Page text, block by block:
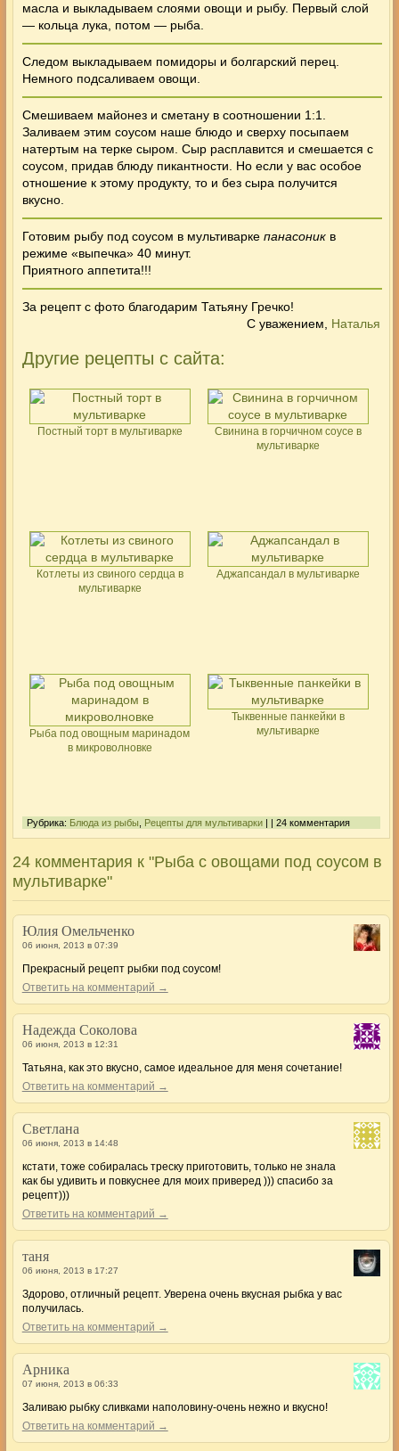
масла и выкладываем слоями овощи и рыбу. Первый слой
— кольца лука, потом — рыба
Следом выкладываем помидоры и болгарский перец.
Немного подсаливаем овощи.
Смешиваем майонез и сметану в соотношении 1:1.
Заливаем этим соусом наше блюдо и сверху посыпаем
натертым на терке сыром. Сыр расплавится и смешается с
соусом, придав блюду пикантности. Но если у вас особое
отношение к этому продукту, то и без сыра получится
вкусно.
Готовим рыбу под соусом в мультиварке панасоникв
режиме «выпечка» 40 минут.
Приятного аппетита!!!
За рецепт с фото благодарим Татьяну Гречко!
С уважением, Наталья
Другие рецепты с сайта:
Постный торт в мультиварке
Свинина в горчичном соусе в
мультиварке
Котлеты из свиного сердца в
мультиварке
Аджапсандал в мультиварке
Рыба под овощным маринадом
в микроволновке
Тыквенные панкейки в
мультиварке
Рубрика: Блюда из рыбы Рецепты для мультиварки| | 24 комментария
24 комментария к "Рыба с овощами под соусом в
мультиварке"
Юлия Омельченко
06 июня, 2013 в 07:39
Прекрасный рецепт рыбки под соусом!
Ответить на комментарий →
Надежда Соколова
06 июня, 2013 в 12:31
Татьяна, как это вкусно, самое идеальное для меня сочетание!
Ответить на комментарий →
Светлана
06 июня, 2013 в 14:48
кстати, тоже собиралась треску приготовить, только не знала
как бы удивить и повкуснее для моих приверед ))) спасибо за
рецепт)))
Ответить на комментарий →
таня
06 июня, 2013 в 17:27
Здорово, отличный рецепт. Уверена очень вкусная рыбка у вас
получилась.
Ответить на комментарий →
Арника
07 июня, 2013 в 06:33
Заливаю рыбку сливками наполовину-очень нежно и вкусно!
Ответить на комментарий →